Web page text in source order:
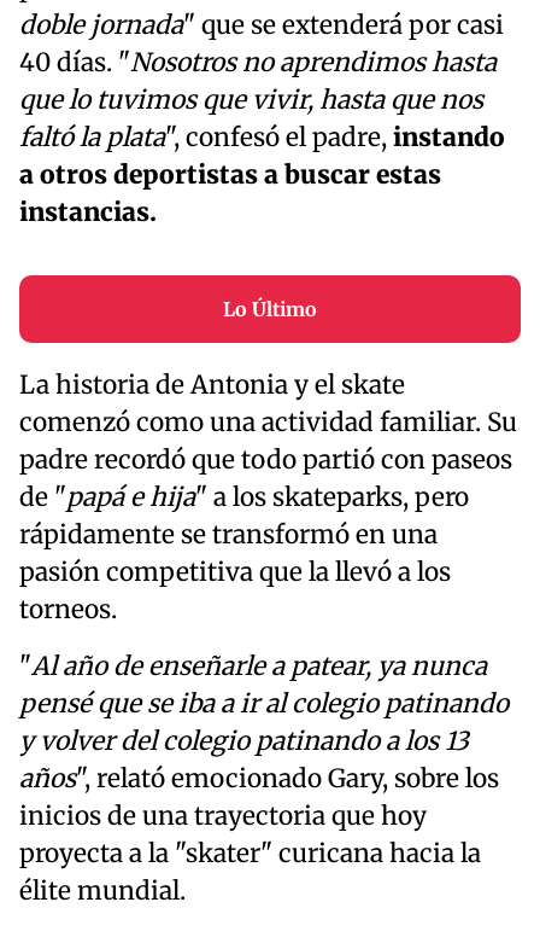
doble jornada" que se extenderá por casi
40 días. "Nosotros no aprendimos hasta
que lo tuvimos que vivir, hasta que nos
faltó la plata", confesó el padre,instando
a otros deportistas a buscar estas
instancias.
Lo Último
La historia de Antonia y el skate
comenzó como una actividad familiar. Su
padre recordó que todo partió con paseos
de "papá e hija" a los skateparks, pero
rápidamente se transformó en una
pasión competitiva que la llevó a los
torneos.
"Al año de enseñarle a patear, ya nunca
pensé que se iba a ir al colegio patinando
y volver del colegio patinando a los 13
años", relató emocionado Gary, sobre los
inicios de una trayectoria que hoy
proyecta a la "skater" curicana hacia la
élite mundial.